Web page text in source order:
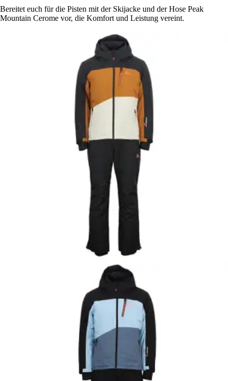
Bereitet euch für die Pisten mit der Skijacke und der Hose Peak
Mountain Cerome vor, die Komfort und Leistung vereint.